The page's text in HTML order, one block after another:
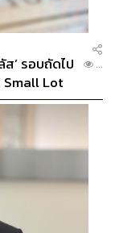
’ รอบถัดไป
Small Lot
...